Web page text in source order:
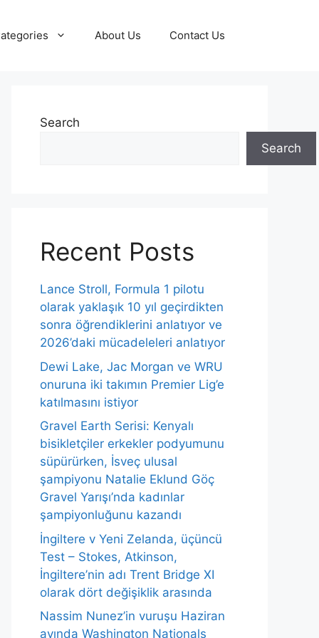
About Us Contact Us
Search
Search
Recent Posts
Lance Stroll, Formula 1 pilotu
olarak yaklaşık 10 yıl geçirdikten
sonra öğrendiklerini anlatıyor ve
2026’daki mücadeleleri anlatıyor
Dewi Lake, Jac Morgan ve WRU
onuruna iki takımın Premier Lig’e
katılmasını istiyor
Gravel Earth Serisi: Kenyalı
bisikletçiler erkekler podyumunu
süpürürken, İsveç ulusal
şampiyonu Natalie Eklund Göç
Gravel Yarışı’nda kadınlar
şampiyonluğunu kazandı
İngiltere v Yeni Zelanda, üçüncü
Test – Stokes, Atkinson,
İngiltere’nin adı Trent Bridge XI
olarak dört değişiklik arasında
Nassim Nunez’in vuruşu Haziran
ayında Washington Nationals